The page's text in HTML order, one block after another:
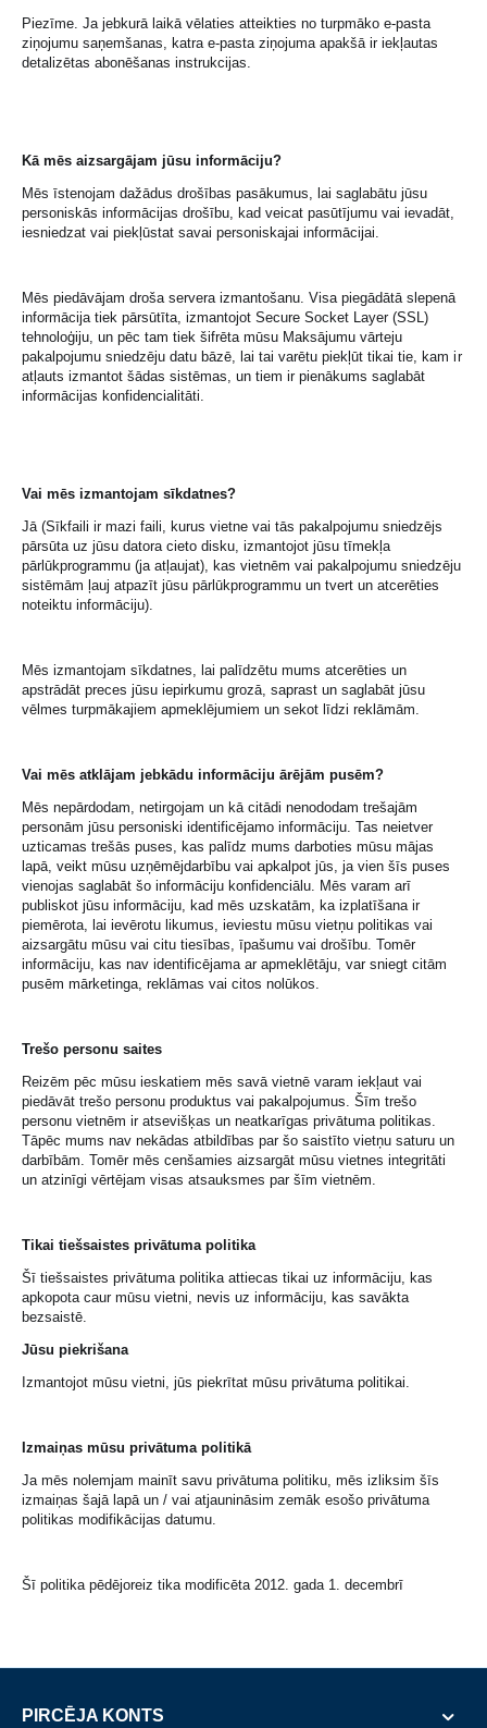
Piezīme. Ja jebkurā laikā vēlaties atteikties no turpmāko e-pasta
ziņojumu saņemšanas, katra e-pasta ziņojuma apakšā ir iekļautas
detalizētas abonēšanas instrukcijas.
Kā mēs aizsargājam jūsu informāciju?
Mēs īstenojam dažādus drošības pasākumus, lai saglabātu jūsu
personiskās informācijas drošību, kad veicat pasūtījumu vai ievadāt,
iesniedzat vai piekļūstat savai personiskajai informācijai.
Mēs piedāvājam droša servera izmantošanu. Visa piegādātā slepenā
informācija tiek pārsūtīta, izmantojot Secure Socket Layer (SSL)
tehnoloģiju, un pēc tam tiek šifrēta mūsu Maksājumu vārteju
pakalpojumu sniedzēju datu bāzē, lai tai varētu piekļūt tikai tie, kam ir
atļauts izmantot šādas sistēmas, un tiem ir pienākums saglabāt
informācijas konfidencialitāti.
Vai mēs izmantojam sīkdatnes?
Jā (Sīkfaili ir mazi faili, kurus vietne vai tās pakalpojumu sniedzējs
pārsūta uz jūsu datora cieto disku, izmantojot jūsu tīmekļa
pārlūkprogrammu (ja atļaujat), kas vietnēm vai pakalpojumu sniedzēju
sistēmām ļauj atpazīt jūsu pārlūkprogrammu un tvert un atcerēties
noteiktu informāciju).
Mēs izmantojam sīkdatnes, lai palīdzētu mums atcerēties un
apstrādāt preces jūsu iepirkumu grozā, saprast un saglabāt jūsu
vēlmes turpmākajiem apmeklējumiem un sekot līdzi reklāmām.
Vai mēs atklājam jebkādu informāciju ārējām pusēm?
Mēs nepārdodam, netirgojam un kā citādi nenododam trešajām
personām jūsu personiski identificējamo informāciju. Tas neietver
uzticamas trešās puses, kas palīdz mums darboties mūsu mājas
lapā, veikt mūsu uzņēmējdarbību vai apkalpot jūs, ja vien šīs puses
vienojas saglabāt šo informāciju konfidenciālu. Mēs varam arī
publiskot jūsu informāciju, kad mēs uzskatām, ka izplatīšana ir
piemērota, lai ievērotu likumus, ieviestu mūsu vietņu politikas vai
aizsargātu mūsu vai citu tiesības, īpašumu vai drošību. Tomēr
informāciju, kas nav identificējama ar apmeklētāju, var sniegt citām
pusēm mārketinga, reklāmas vai citos nolūkos.
Trešo personu saites
Reizēm pēc mūsu ieskatiem mēs savā vietnē varam iekļaut vai
piedāvāt trešo personu produktus vai pakalpojumus. Šīm trešo
personu vietnēm ir atsevišķas un neatkarīgas privātuma politikas.
Tāpēc mums nav nekādas atbildības par šo saistīto vietņu saturu un
darbībām. Tomēr mēs cenšamies aizsargāt mūsu vietnes integritāti
un atzinīgi vērtējam visas atsauksmes par šīm vietnēm.
Tikai tiešsaistes privātuma politika
Šī tiešsaistes privātuma politika attiecas tikai uz informāciju, kas
apkopota caur mūsu vietni, nevis uz informāciju, kas savākta
bezsaistē.
Jūsu piekrišana
Izmantojot mūsu vietni, jūs piekrītat mūsu privātuma politikai.
Izmaiņas mūsu privātuma politikā
Ja mēs nolemjam mainīt savu privātuma politiku, mēs izliksim šīs
izmaiņas šajā lapā un / vai atjaunināsim zemāk esošo privātuma
politikas modifikācijas datumu.
Šī politika pēdējoreiz tika modificēta 2012. gada 1. decembrī
PIRCĒJA KONTS